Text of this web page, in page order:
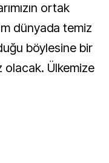
ortak
dünyada temiz
böylesine bir
olacak. Ülkemize